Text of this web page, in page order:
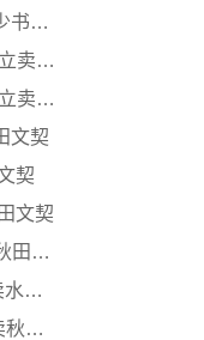
契
文契
文契
文契
契
文契
契
契
契